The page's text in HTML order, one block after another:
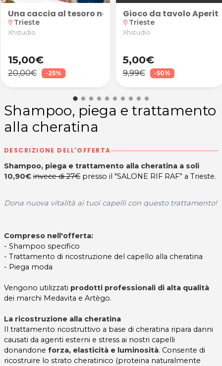
gel da Fashion Beauty a Trieste
atmosfera di Venezia! Caccia al
Una caccia al tesoro nella suggestiva atmosfera
location_on Trieste
Xhstudio
15,00€
20,00€ -25%
Gioco da tavolo
location_on Trieste
Xhstudio
5,00€
9,99€ -50%
Shampoo, piega e trattamento
alla cheratina
DESCRIZIONE DELL'OFFERTA
Shampoo, piega e trattamento alla cheratina a soli
10,90€ invece di 27€ presso il "SALONE RIF RAF” a Trieste.
Dona nuova vitalità ai tuoi capelli con questo trattamento!
Compreso nell'offerta:
- Shampoo specifico
- Trattamento di ricostruzione del capello alla cheratina
- Piega moda
Vengono utilizzati prodotti professionali di alta qualità
dei marchi Medavita e Artègo.
La ricostruzione alla cheratina
Il trattamento ricostruttivo a base di cheratina ripara danni
causati da agenti esterni e stress ai nostri capelli
donandone forza, elasticità e luminosità. Consente di
ricostruire lo strato cheratinico (proteina naturalmente